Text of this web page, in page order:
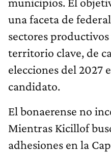
una faceta de
sectores
territorio clave, de
elecciones del 2027
candidato.
El bonaerense no
Mientras Kicillof
adhesiones en la